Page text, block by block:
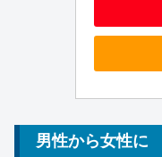
男性から女性に